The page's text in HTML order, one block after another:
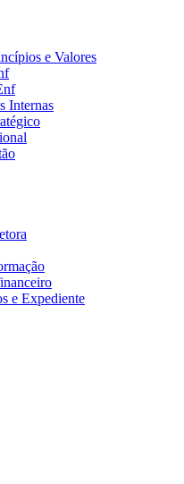
e Valores
Internas
e Expediente